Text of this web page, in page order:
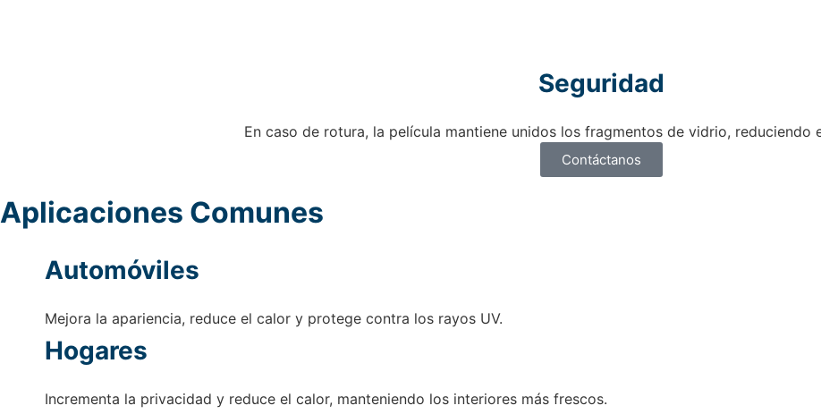
Seguridad
En caso de rotura, la película mantiene unidos los fragmentos de vidrio, reduciendo
Contáctanos
Aplicaciones Comunes
Automóviles
Mejora la apariencia, reduce el calor y protege contra los rayos UV.
Hogares
Incrementa la privacidad y reduce el calor, manteniendo los interiores más frescos.